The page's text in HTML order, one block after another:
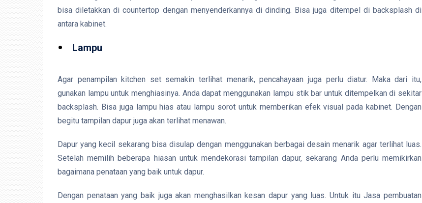
bisa diletakkan di countertop dengan menyenderkannya di dinding. Bisa juga ditempel di backsplash di
antara kabinet.
Lampu
Agar penampilan kitchen set semakin terlihat menarik, pencahayaan juga perlu diatur. Maka dari itu,
gunakan lampu untuk menghiasinya. Anda dapat menggunakan lampu stik bar untuk ditempelkan di sekitar
backsplash. Bisa juga lampu hias atau lampu sorot untuk memberikan efek visual pada kabinet. Dengan
begitu tampilan dapur juga akan terlihat menawan.
Dapur yang kecil sekarang bisa disulap dengan menggunakan berbagai desain menarik agar terlihat luas.
Setelah memilih beberapa hiasan untuk mendekorasi tampilan dapur, sekarang Anda perlu memikirkan
bagaimana penataan yang baik untuk dapur.
Dengan penataan yang baik juga akan menghasilkan kesan dapur yang luas. Untuk itu Jasa pembuatan